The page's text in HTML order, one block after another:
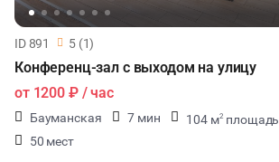
ID 891 5 (1)
Конференц-зал с выходом на улицу
от 1200 ₽/ час
Бауманская 7 мин 104 м2 площадь
50 мест